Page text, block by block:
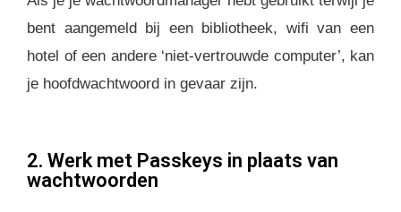
bent aangemeld bij een bibliotheek, wifi van een
hotel of een andere ‘niet-vertrouwde computer’, kan
je hoofdwachtwoord in gevaar zijn.
2. Werk met Passkeys in plaats van
wachtwoorden